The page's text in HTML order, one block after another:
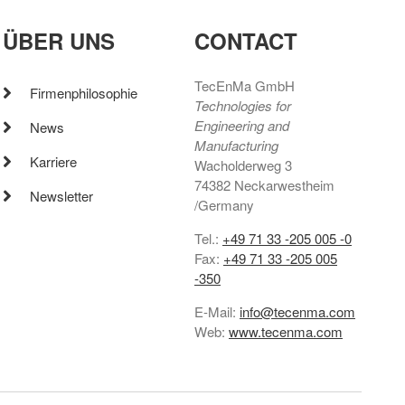
ÜBER UNS
Firmenphilosophie
News
Karriere
Newsletter
CONTACT
TecEnMa GmbH
Technologies for
Engineering and
Manufacturing
Wacholderweg 3
74382 Neckarwestheim
/Germany
Tel.: +49 71 33 -205 005 -0
Fax: +49 71 33 -205 005
-350
E-Mail: info@tecenma.com
Web: www.tecenma.com